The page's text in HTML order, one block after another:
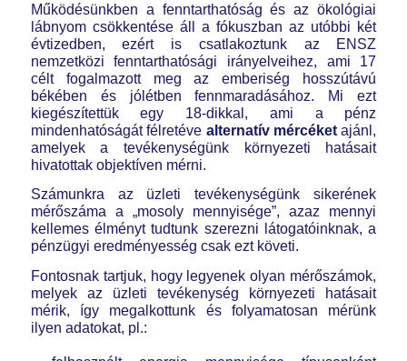
Működésünkben a fenntarthatóság és az ökológiai
lábnyom csökkentése áll a fókuszban az utóbbi két
évtizedben, ezért is csatlakoztunk az ENSZ
nemzetközi fenntarthatósági irányelveihez, ami 17
célt fogalmazott meg az emberiség hosszútávú
békében és jólétben fennmaradásához. Mi ezt
kiegészítettük egy 18-dikkal, ami a pénz
mindenhatóságát félretéve alternatív mércéketajánl,
amelyek a tevékenységünk környezeti hatásait
hivatottak objektíven mérni.
Számunkra az üzleti tevékenységünk sikerének
mérőszáma a „mosoly mennyisége”, azaz mennyi
kellemes élményt tudtunk szerezni látogatóinknak, a
pénzügyi eredményesség csak ezt követi.
Fontosnak tartjuk, hogy legyenek olyan mérőszámok,
melyek az üzleti tevékenység környezeti hatásait
mérik, így megalkottunk és folyamatosan mérünk
ilyen adatokat, pl.: